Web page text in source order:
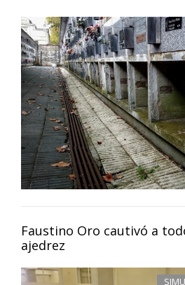
Faustino Oro cautivó a
ajedrez